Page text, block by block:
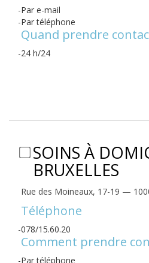
Par e-mail
Par téléphone
Quand prendre
24 h/24
SOINS À
BRUXELLES
Rue des Moineaux, 17-19 —
Téléphone
078/15.60.20
Comment prendre
Par téléphone